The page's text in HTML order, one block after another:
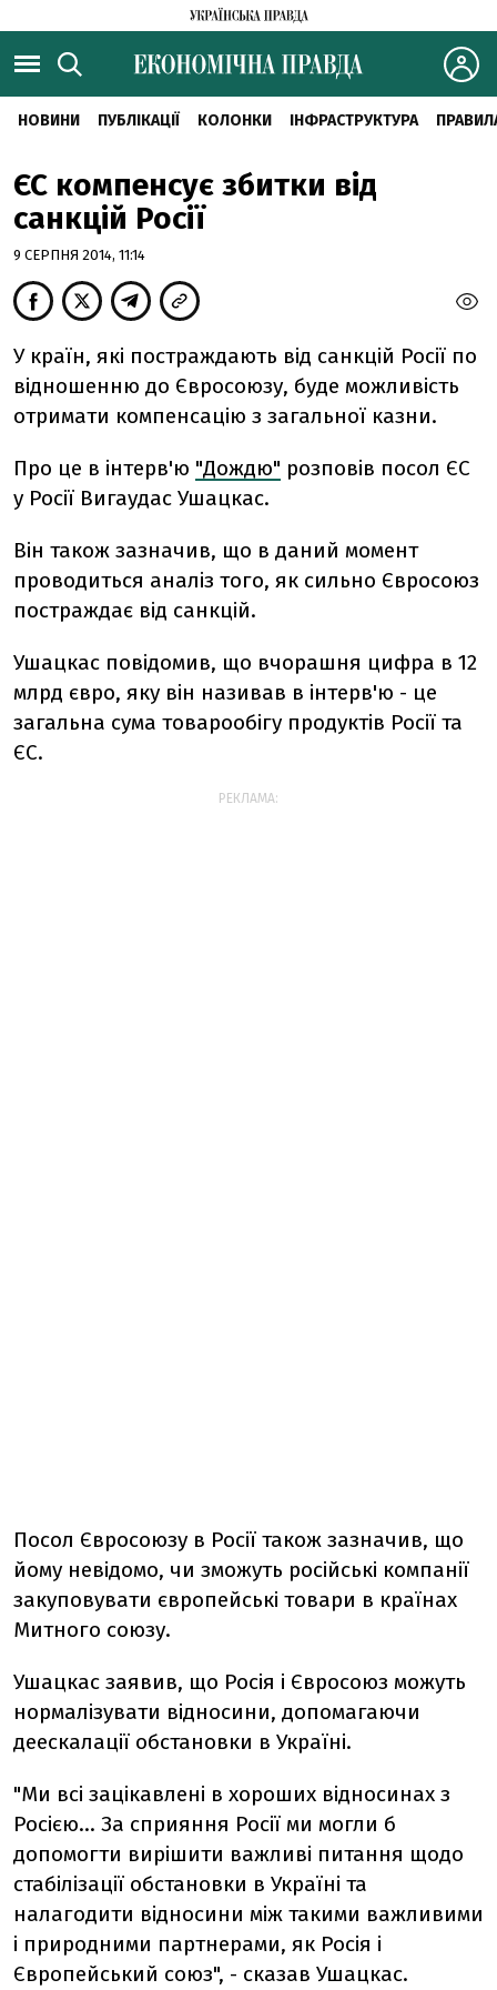
НОВИНИ ПУБЛІКАЦІЇ КОЛОНКИ ІНФРАСТРУКТУРА
ЄС компенсує збитки від
санкцій Росії
9 СЕРПНЯ 2014, 11:14
У країн, які постраждають від санкцій Росії по
відношенню до Євросоюзу, буде можливість
отримати компенсацію з загальної казни.
Про це в інтерв'ю "Дождю" розповів посол ЄС
у Росії Вигаудас Ушацкас.
Він також зазначив, що в даний момент
проводиться аналіз того, як сильно Євросоюз
постраждає від санкцій.
Ушацкас повідомив, що вчорашня цифра в 12
млрд євро, яку він називав в інтерв'ю - це
загальна сума товарообігу продуктів Росії та
ЄС.
РЕКЛАМА:
Посол Євросоюзу в Росії також зазначив, що
йому невідомо, чи зможуть російські компанії
закуповувати європейські товари в країнах
Митного союзу.
Ушацкас заявив, що Росія і Євросоюз можуть
нормалізувати відносини, допомагаючи
деескалації обстановки в Україні.
"Ми всі зацікавлені в хороших відносинах з
Росією... За сприяння Росії ми могли б
допомогти вирішити важливі питання щодо
стабілізації обстановки в Україні та
налагодити відносини між такими важливими
і природними партнерами, як Росія і
Європейський союз", - сказав Ушацкас.